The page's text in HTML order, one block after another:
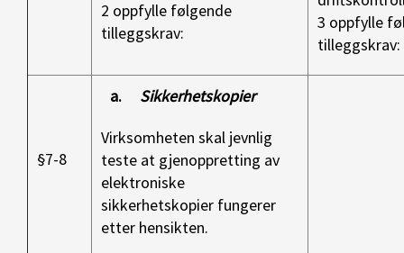
2 oppfylle følgende
tilleggskrav:
3 oppfylle
tilleggskrav:
§7-8
a.
Sikkerhetskopier
Virksomheten skal jevnlig
teste at gjenoppretting av
elektroniske
sikkerhetskopier fungerer
etter hensikten.